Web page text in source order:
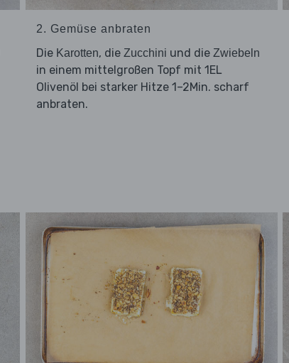
2. Gemüse anbraten
Die Karotten, die Zucchini und die Zwiebeln
in einem mittelgroßen Topf mit 1EL
Olivenöl bei starker Hitze 1–2Min. scharf
anbraten.